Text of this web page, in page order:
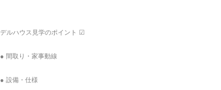
ルハウス見学のポイント ☑
● 間取り・家事動線
● 設備・仕様